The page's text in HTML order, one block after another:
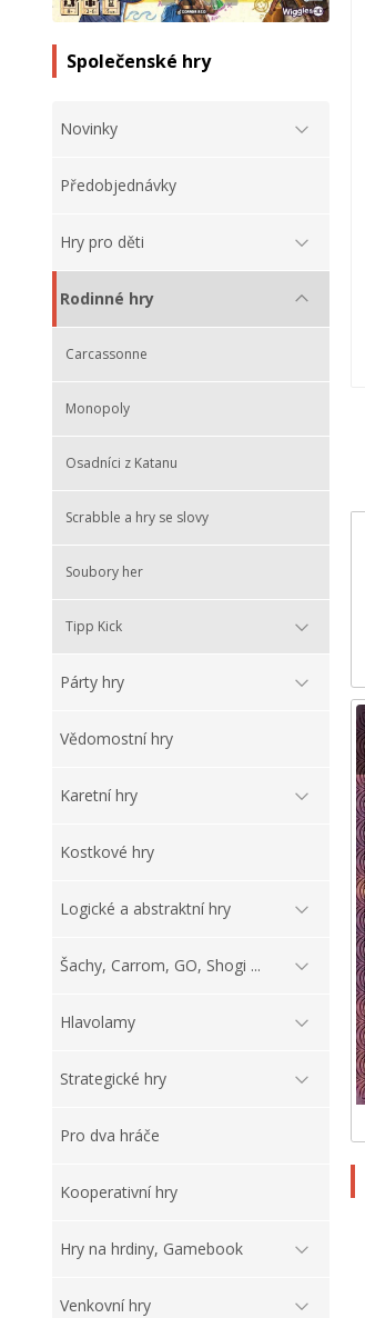
Společenské hry
Novinky
Předobjednávky
Hry pro děti
Rodinné hry
Carcassonne
Monopoly
Osadníci z Katanu
Scrabble a hry se slovy
Soubory her
Tipp Kick
Párty hry
Vědomostní hry
Karetní hry
Kostkové hry
Logické a abstraktní hry
Šachy, Carrom, GO, Shogi ...
Hlavolamy
Strategické hry
Pro dva hráče
Kooperativní hry
Hry na hrdiny, Gamebook
Venkovní hry